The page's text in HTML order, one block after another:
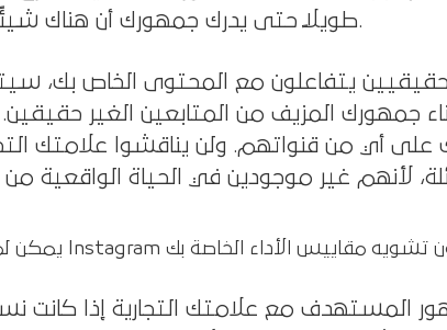
طويلاً حتى يدرك جمهورك أن هناك شيئًا ما خطأ.
يتفاعلون مع المحتوى الخاص بك،
المزيف من المتابعين الغير حقيقين.
على أي من قنواتهم. ولن يناقشوا علامتك
مع علامتك التجارية إذا كانت